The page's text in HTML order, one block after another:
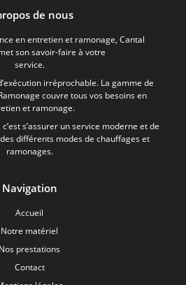
de nous
en entretien et ramonage, Cantal
son savoir-faire à votre
service.
irréprochable. La gamme de
couvre tous vos besoins en
et ramonage.
s’assurer un service moderne et de
différents modes de chauffages et
ramonages.
Navigation
Accueil
Notre matériel
Nos prestations
Contact